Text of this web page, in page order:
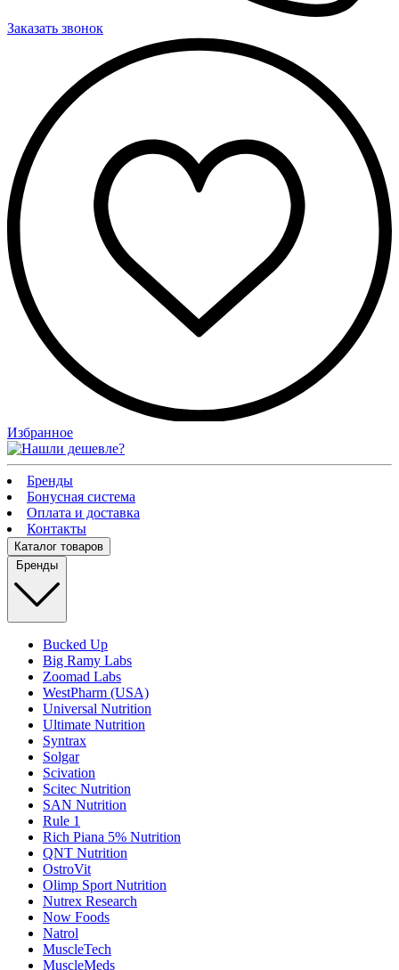
Заказать звонок
Избранное
Бренды
Бонусная система
Оплата и доставка
Контакты
Каталог товаров
Бренды
Bucked Up
Big Ramy Labs
Zoomad Labs
WestPharm (USA)
Universal Nutrition
Ultimate Nutrition
Syntrax
Solgar
Scivation
Scitec Nutrition
SAN Nutrition
Rule 1
Rich Piana 5% Nutrition
QNT Nutrition
OstroVit
Olimp Sport Nutrition
Nutrex Research
Now Foods
Natrol
MuscleTech
MuscleMeds